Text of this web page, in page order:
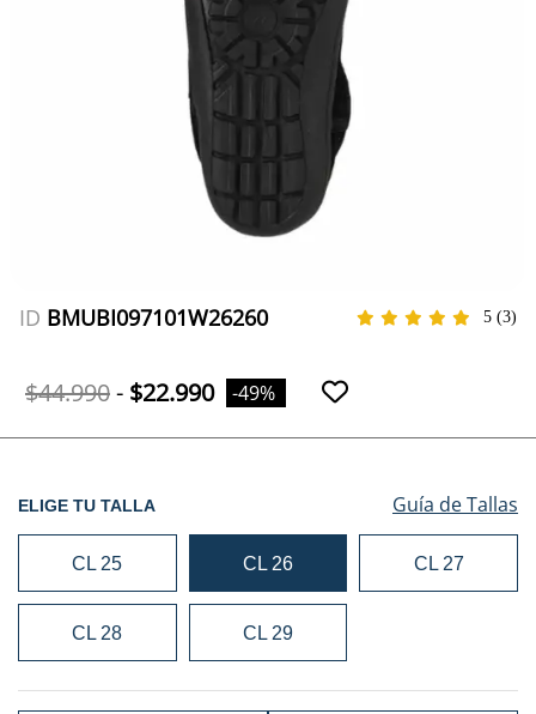
ID BMUBI097101W26260 5 (3)
$44.990- $22.990 -49%
ELIGE TU TALLA Guía de Tallas
CL 25 CL 26 CL 27
CL 28 CL 29